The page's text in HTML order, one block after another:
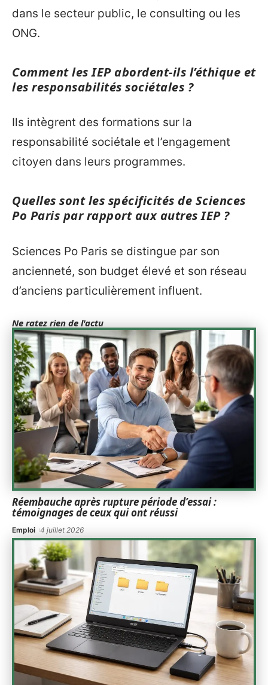
dans le secteur public, le consulting ou les
ONG.
Comment les IEP abordent-ils l’éthique et
les responsabilités sociétales ?
Ils intègrent des formations sur la
responsabilité sociétale et l’engagement
citoyen dans leurs programmes.
Quelles sont les spécificités de Sciences
Po Paris par rapport aux autres IEP ?
Sciences Po Paris se distingue par son
ancienneté, son budget élevé et son réseau
d’anciens particulièrement influent.
Ne ratez rien de l'actu
Réembauche après rupture période d’essai :
témoignages de ceux qui ont réussi
Emploi 4 juillet 2026